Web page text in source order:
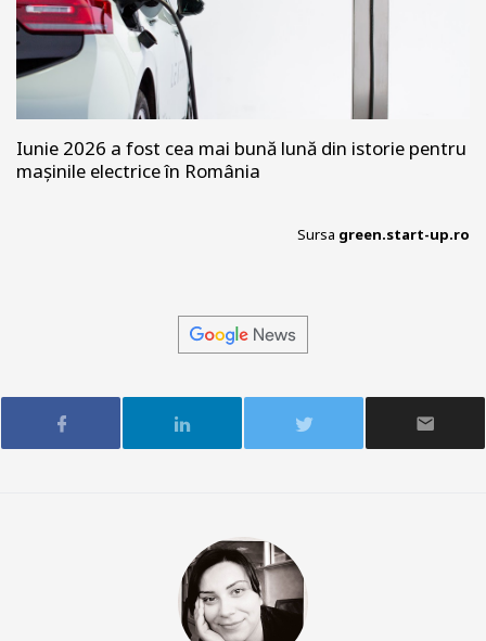
Iunie 2026 a fost cea mai bună lună din istorie pentru
mașinile electrice în România
Sursa green.start-up.ro